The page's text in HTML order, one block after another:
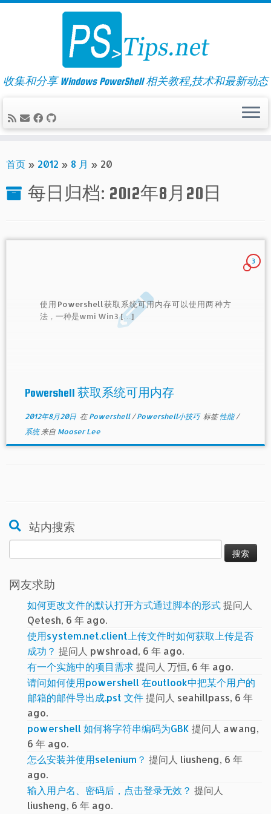
Skip
收集和分享 Windows PowerShell 相关教程,技术和最新动态
首页 » 2012 » 8 月 » 20
每日归档: 2012年8月20日
3
使用Powershell获取系统可用内存可以使用两种方
法，一种是wmi Win3 […]
Powershell 获取系统可用内存
2012年8月20日在 Powershell/Powershell小技巧 标签性能/
系统 来自 Mooser Lee
站内搜索
索：
网友求助
如何更改文件的默认打开方式通过脚本的形式提问人
Qetesh, 6 年 ago.
使用system.net.client上传文件时如何获取上传是否
成功？ 提问人 pwshroad, 6 年 ago.
有一个实施中的项目需求提问人 万恒, 6 年 ago.
请问如何使用powershell 在outlook中把某个用户的
邮箱的邮件导出成.pst 文件提问人 seahillpass, 6 年
ago.
powershell 如何将字符串编码为GBK 提问人 awang,
6 年 ago.
怎么安装并使用selenium？ 提问人 liusheng, 6 年
ago.
输入用户名、密码后，点击登录无效？ 提问人
liusheng, 6 年 ago.